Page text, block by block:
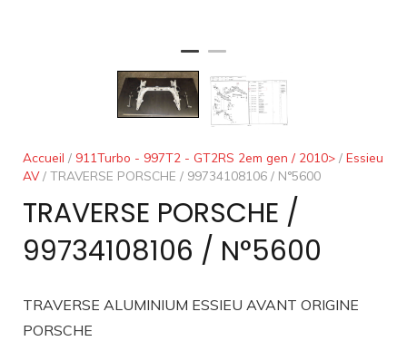
Accueil / 911Turbo - 997T2 - GT2RS 2em gen / 2010> / Essieu
AV/ TRAVERSE PORSCHE / 99734108106 / N°5600
TRAVERSE PORSCHE /
99734108106 / N°5600
TRAVERSE ALUMINIUM ESSIEU AVANT ORIGINE
PORSCHE